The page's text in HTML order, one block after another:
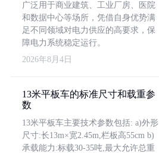
广泛用于商业建筑、工业厂房、医院
和数据中心等场所，凭借自身优势满
足不同领域对电力供应的高要求，保
障电力系统稳定运行。
2026年8月4日
13米平板车的标准尺寸和载重参
数
13米平板车主要技术参数包括: a)外形
尺寸:长13m×宽2.45m,栏板高55cm b)
承载能力:标载30-35吨,最大允许总重